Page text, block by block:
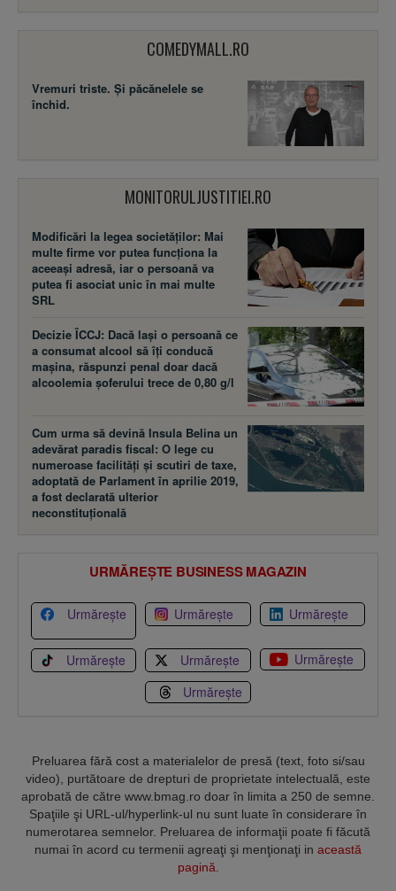
COMEDYMALL.RO
Vremuri triste. Şi păcănelele se
închid.
MONITORULJUSTITIEI.RO
Modificări la legea societăţilor: Mai
multe firme vor putea funcţiona la
aceeaşi adresă, iar o persoană va
putea fi asociat unic în mai multe
SRL
Decizie ÎCCJ: Dacă laşi o persoană ce
a consumat alcool să îţi conducă
maşina, răspunzi penal doar dacă
alcoolemia şoferului trece de 0,80 g/l
Cum urma să devină Insula Belina un
adevărat paradis fiscal: O lege cu
numeroase facilităţi şi scutiri de taxe,
adoptată de Parlament în aprilie 2019,
a fost declarată ulterior
neconstituţională
URMĂREȘTE BUSINESS MAGAZIN
Urmărește Urmărește Urmărește
Urmărește Urmărește
Urmărește
Urmărește
Preluarea fără cost a materialelor de presă (text, foto si/sau
video), purtătoare de drepturi de proprietate intelectuală, este
aprobată de către www.bmag.ro doar în limita a 250 de semne.
Spaţiile şi URL-ul/hyperlink-ul nu sunt luate în considerare în
numerotarea semnelor. Preluarea de informaţii poate fi făcută
numai în acord cu termenii agreaţi şi menţionaţi in această
pagină